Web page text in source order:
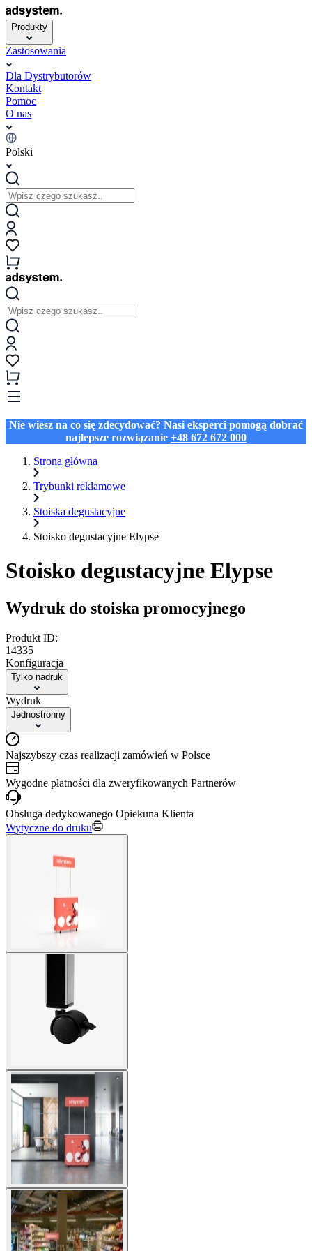
Produkty
Zastosowania
Dla Dystrybutorów
Kontakt
Pomoc
O nas
Polski
Nie wiesz na co się zdecydować? Nasi eksperci pomogą dobrać
najlepsze rozwiązanie +48 672 672 000
Strona główna
Trybunki reklamowe
Stoiska degustacyjne
Stoisko degustacyjne Elypse
Stoisko degustacyjne Elypse
Wydruk do stoiska promocyjnego
Produkt ID:
14335
Konfiguracja
Tylko nadruk
Wydruk
Jednostronny
Najszybszy czas realizacji zamówień w Polsce
Wygodne płatności dla zweryfikowanych Partnerów
Obsługa dedykowanego Opiekuna Klienta
Wytyczne do druku